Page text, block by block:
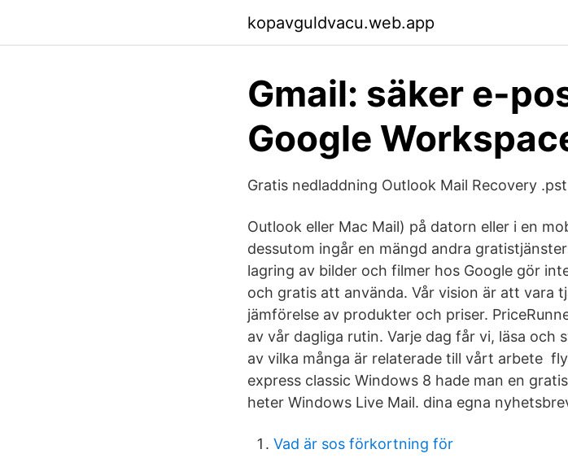
kopavguldvacu.web.app
Gmail: säker e-
Google
Gratis nedladdning Outlook Mail Recovery
Outlook eller Mac Mail) på datorn eller i en
dessutom ingår en mängd andra
lagring av bilder och filmer hos Google gör
och gratis att använda. Vår vision är att vara
jämförelse av produkter och priser.
av vår dagliga rutin. Varje dag får vi, läsa och
av vilka många är relaterade till vårt arbete
express classic Windows 8 hade man en
heter Windows Live Mail. dina egna
Vad är sos förkortning för